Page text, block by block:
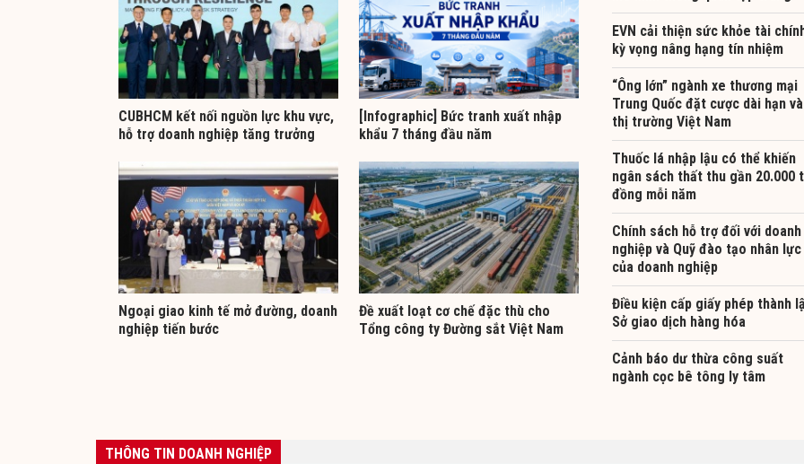
CUBHCM kết nối nguồn lực khu vực,
hỗ trợ doanh nghiệp tăng trưởng
[Infographic] Bức tranh xuất nhập
khẩu 7 tháng đầu năm
Ngoại giao kinh tế mở đường, doanh
nghiệp tiến bước
Đề xuất loạt cơ chế đặc thù cho
Tổng công ty Đường sắt Việt Nam
EVN cải thiện sức khỏe tài
kỳ vọng nâng hạng tín nhiệm
“Ông lớn” ngành xe thương mại
Trung Quốc đặt cược dài hạn
thị trường Việt Nam
Thuốc lá nhập lậu có thể khiến
ngân sách thất thu gần 20.000
đồng mỗi năm
Chính sách hỗ trợ đối với doanh
nghiệp và Quỹ đào tạo nhân lực
của doanh nghiệp
Điều kiện cấp giấy phép thành
Sở giao dịch hàng hóa
Cảnh báo dư thừa công suất
ngành cọc bê tông ly tâm
THÔNG TIN DOANH NGHIỆP